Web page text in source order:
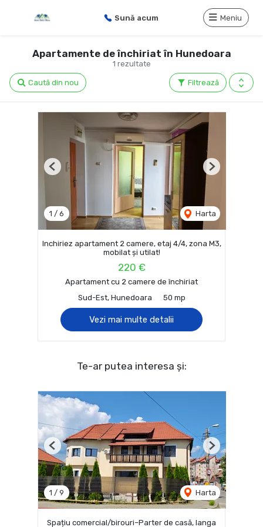
Sună acum Meniu
1 rezultate
Apartamente de închiriat în Hunedoara
Filtrează
Caută din nou
1 / 6 Harta
Previous Next
Inchiriez apartament 2 camere, etaj 4/4, zona M3,
mobilat și utilat!
220 €
Apartament cu 2 camere de închiriat
Sud-Est, Hunedoara
50 mp
Vezi mai multe detalii
Te-ar putea interesa și:
1 / 9 Harta
Previous Next
Spațiu comercial/birouri–Parter de casă, langa